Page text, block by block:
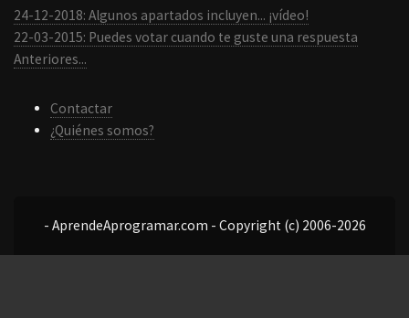
24-12-2018: Algunos apartados incluyen... ¡vídeo!
22-03-2015: Puedes votar cuando te guste una respuesta
Anteriores...
Contactar
¿Quiénes somos?
- AprendeAprogramar.com - Copyright (c) 2006-2026